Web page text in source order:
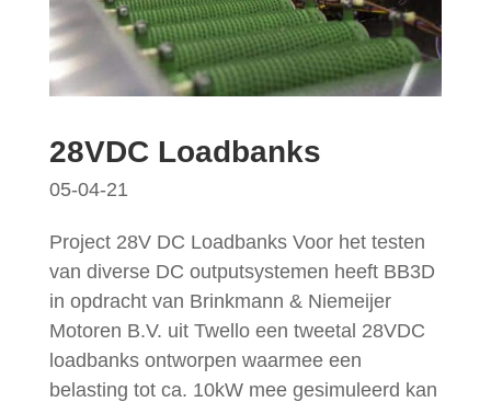
28VDC Loadbanks
05-04-21
Project 28V DC Loadbanks Voor het testen
van diverse DC outputsystemen heeft BB3D
in opdracht van Brinkmann & Niemeijer
Motoren B.V. uit Twello een tweetal 28VDC
loadbanks ontworpen waarmee een
belasting tot ca. 10kW mee gesimuleerd kan